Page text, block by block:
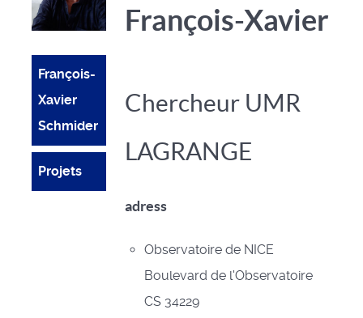
François-
Xavier
Schmider
Projets
François-Xavier
Chercheur UMR
LAGRANGE
adress
Observatoire de NICE
Boulevard de l'Observatoire
CS 34229